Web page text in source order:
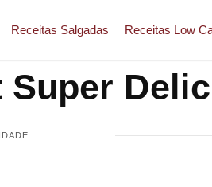
Receitas Salgadas Receitas Low
Super